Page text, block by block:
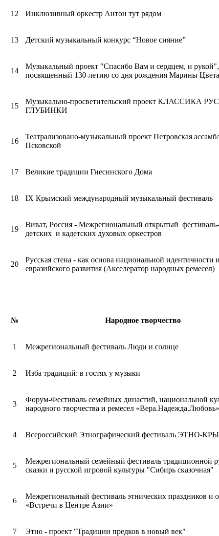
12 Инклюзивный оркестр Антон тут рядом
13 Детский музыкальный конкурс “Новое сияние”
14
Музыкальный проект "Спасибо Вам и сердцем, и рукой",
посвященный 130-летию со дня рождения Марины
15
Музыкально-просветительский проект КЛАССИКА
ГЛУБИНКИ
16
Театрализовано-музыкальный проект Петровская
Псковской
17 Великие традиции Гнесинского Дома
18 IX Крымский международный музыкальный фестиваль
19
Виват, Россия - Межрегиональный открытый
детских и кадетских духовых оркестров
20
Русская стена - как основа национальной идентичности
евразийского развития (Акселератор народных ремесел)
№ Народное творчество
1 Межрегиональный фестиваль Люди и солнце
2 Изба традиций: в гостях у музыки
3
Форум-Фестиваль семейных династий, национальной
народного творчества и ремесел
4 Всероссийский Этнографический фестиваль ЭТНО-
5
Межрегиональный семейный фестиваль традиционной
сказки и русской игровой культуры "Сибирь сказочная"
6
Межрегиональный фестиваль этнических праздников и
«Встречи в Центре Азии»
7 Этно - проект "Традиции предков в новый век"